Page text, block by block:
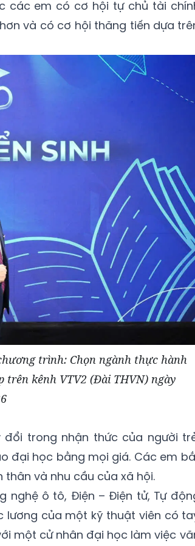
các em có cơ hội tự chủ tài
và có cơ hội thăng tiến dựa
trình: Chọn ngành thực hành
trên kênh VTV2 (Đài THVN) ngày
trong nhận thức của người
đại học bằng mọi giá. Các em
và nhu cầu của xã hội.
nghệ ô tô, Điện – Điện tử, Tự
lương của một kỹ thuật viên có
một cử nhân đại học làm việc